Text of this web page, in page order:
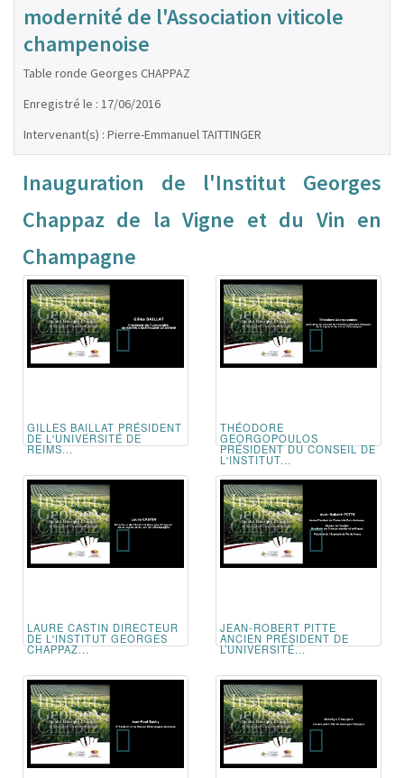
modernité de l'Association viticole
champenoise
Table ronde Georges CHAPPAZ
Enregistré le : 17/06/2016
Intervenant(s) : Pierre-Emmanuel TAITTINGER
Inauguration de l'Institut Georges
Chappaz de la Vigne et du Vin en
Champagne
GILLES BAILLAT PRÉSIDENT
DE L'UNIVERSITÉ DE
REIMS...
THÉODORE
GEORGOPOULOS
PRÉSIDENT DU CONSEIL DE
L'INSTITUT...
LAURE CASTIN DIRECTEUR
DE L'INSTITUT GEORGES
CHAPPAZ...
JEAN-ROBERT PITTE
ANCIEN PRÉSIDENT DE
L’UNIVERSITÉ...